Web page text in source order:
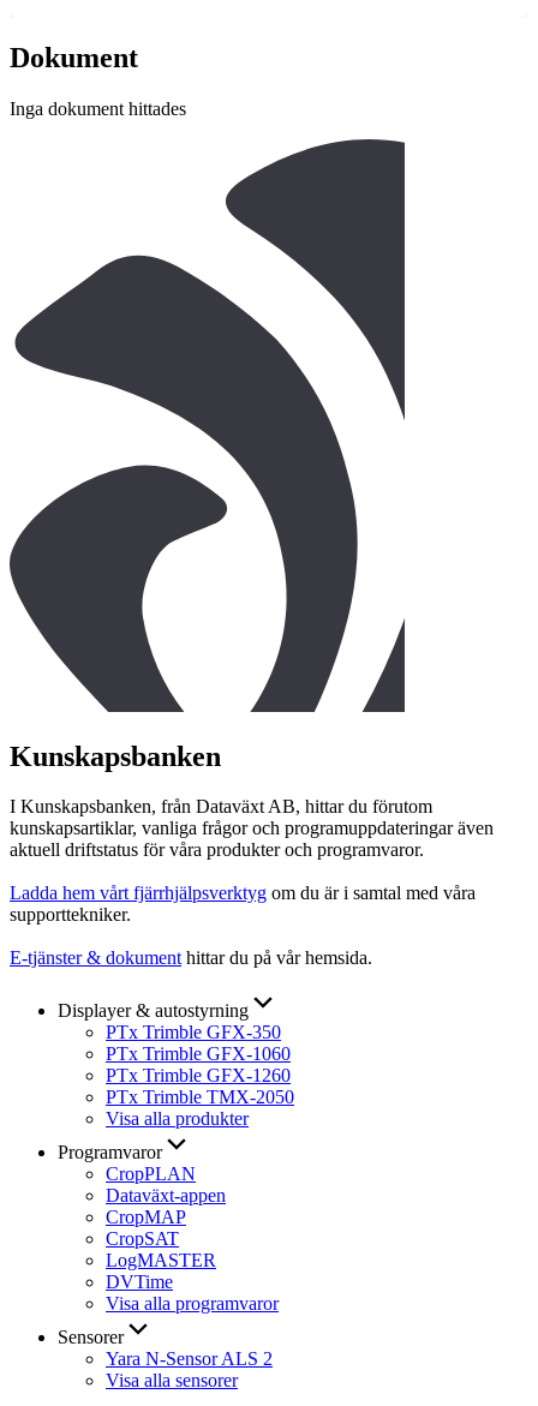
Dokument
Inga dokument hittades
Kunskapsbanken
I Kunskapsbanken, från Dataväxt AB, hittar du förutom
kunskapsartiklar, vanliga frågor och programuppdateringar även
aktuell driftstatus för våra produkter och programvaror.
Ladda hem vårt fjärrhjälpsverktyg om du är i samtal med våra
supporttekniker.
E-tjänster & dokumenthittar du på vår hemsida.
Displayer & autostyrning
PTx Trimble GFX-350
PTx Trimble GFX-1060
PTx Trimble GFX-1260
PTx Trimble TMX-2050
Visa alla produkter
Programvaror
CropPLAN
Dataväxt-appen
CropMAP
CropSAT
LogMASTER
DVTime
Visa alla programvaror
Sensorer
Yara N-Sensor ALS 2
Visa alla sensorer